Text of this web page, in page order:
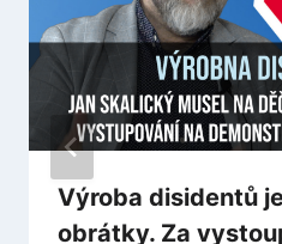
Výroba disidentů
obrátky. Za